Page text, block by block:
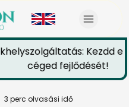
Kezdd el
céged fejlődését!
3 perc olvasási idő